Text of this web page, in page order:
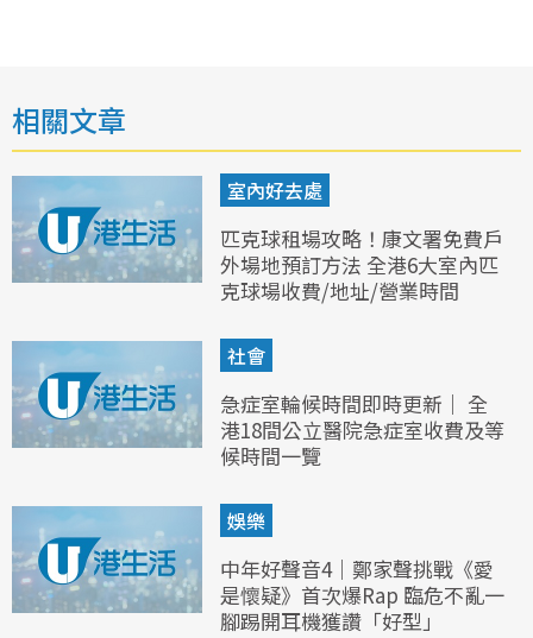
相關文章
室內好去處
匹克球租場攻略！康文署免費戶
外場地預訂方法 全港6大室內匹
克球場收費/地址/營業時間
社會
急症室輪候時間即時更新｜ 全
港18間公立醫院急症室收費及等
候時間一覽
娛樂
中年好聲音4｜鄭家聲挑戰《愛
是懷疑》首次爆Rap 臨危不亂一
腳踢開耳機獲讚「好型」